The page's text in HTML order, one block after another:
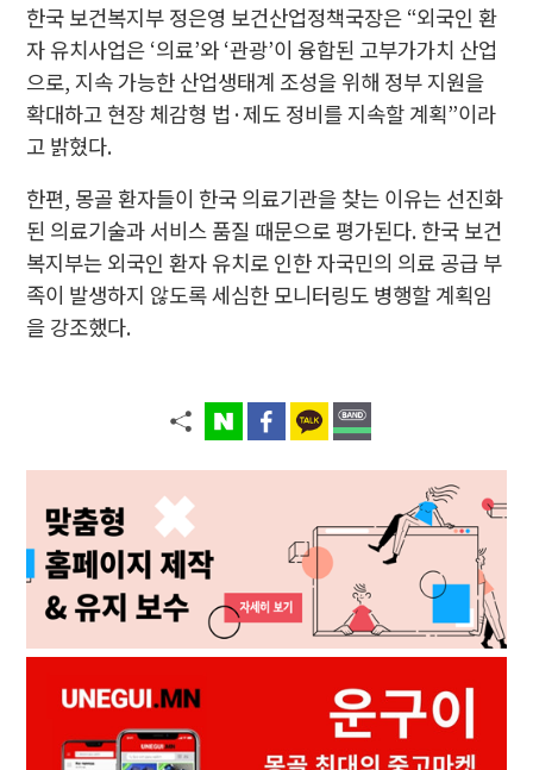
한국 보건복지부 정은영 보건산업정책국장은 “외국인 환
자 유치사업은 ‘의료’와 ‘관광’이 융합된 고부가가치 산업
으로, 지속 가능한 산업생태계 조성을 위해 정부 지원을
확대하고 현장 체감형 법·제도 정비를 지속할 계획”이라
고 밝혔다.
한편, 몽골 환자들이 한국 의료기관을 찾는 이유는 선진화
된 의료기술과 서비스 품질 때문으로 평가된다. 한국 보건
복지부는 외국인 환자 유치로 인한 자국민의 의료 공급 부
족이 발생하지 않도록 세심한 모니터링도 병행할 계획임
을 강조했다.